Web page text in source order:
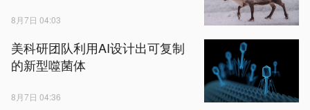
8月7日 04:03
美科研团队利用AI设计出可复制
的新型噬菌体
8月7日 04:36